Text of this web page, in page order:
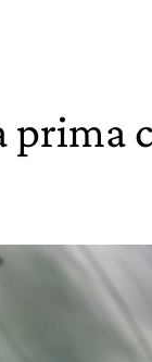
prima